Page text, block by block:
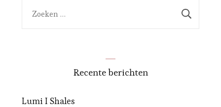
Recente berichten
Lumi I Shales